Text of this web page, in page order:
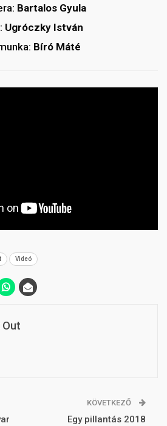
Bartalos Gyula
Ugróczky István
Bíró Máté
Videó
Out
KÖVETKEZŐ
Egy pillantás 2018